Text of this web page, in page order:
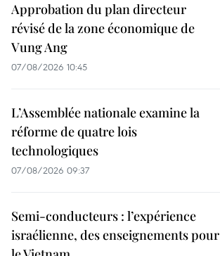
Approbation du plan directeur
révisé de la zone économique de
Vung Ang
07/08/2026 10:45
L’Assemblée nationale examine la
réforme de quatre lois
technologiques
07/08/2026 09:37
Semi-conducteurs : l’expérience
israélienne, des enseignements pour